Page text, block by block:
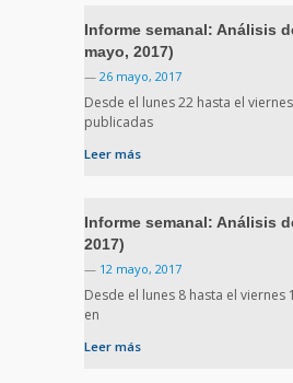
Informe semanal: Análisis
mayo, 2017)
— 26 mayo, 2017
Desde el lunes 22 hasta el
publicadas
Leer más
Informe semanal: Análisis
2017)
— 12 mayo, 2017
Desde el lunes 8 hasta el
en
Leer más